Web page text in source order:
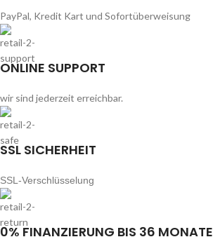
PayPal, Kredit Kart und Sofortüberweisung
ONLINE SUPPORT
wir sind jederzeit erreichbar.
SSL SICHERHEIT
SSL-Verschlüsselung
0% FINANZIERUNG BIS 36 MONATE